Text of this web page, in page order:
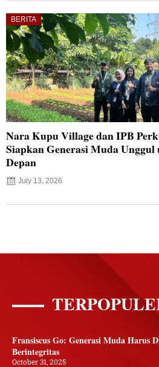
BERITA
Nara Kupu Village dan IPB
Siapkan Generasi Muda
Depan
July 13, 2026
Fransiscus Go: Generasi Muda Harus
Berintegritas
October 31, 2025